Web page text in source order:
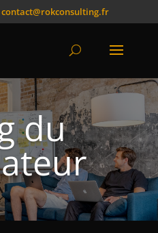
contact@rokconsulting.fr
du